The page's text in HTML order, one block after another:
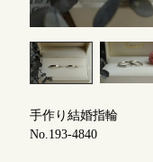
工房一覧
よくあるご質問
アフターケア・保証
手作り結婚指輪
No.193-4840
表参道店
吉祥寺店